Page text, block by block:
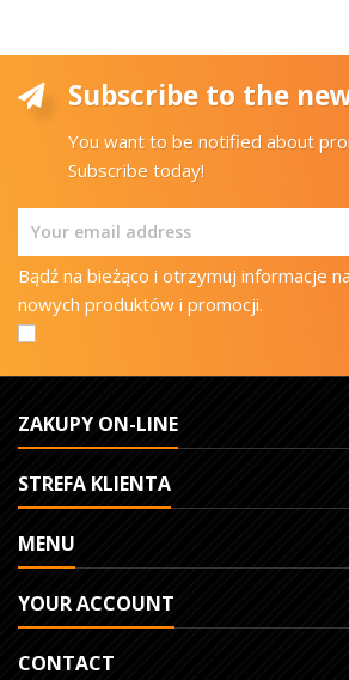
Subscribe to the
You want to be notified about
Subscribe today!
Bądź na bieżąco i otrzymuj informacje
nowych produktów i promocji.
ZAKUPY ON-LINE
STREFA KLIENTA
MENU
YOUR ACCOUNT
CONTACT